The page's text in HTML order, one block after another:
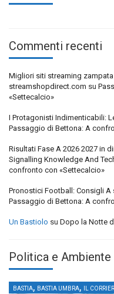
Commenti recenti
Migliori siti streaming
streamshopdirect.com su
«Settecalcio»
I Protagonisti Indimenticabili:
Passaggio di Bettona: A
Risultati Fase A 2026 2027 in
Signalling Knowledge And
confronto con «Settecalcio»
Pronostici Football: Consigli
Passaggio di Bettona: A
Un Bastiolo su Dopo la Notte
Politica e Ambiente
BASTIA, BASTIA UMBRA, IL